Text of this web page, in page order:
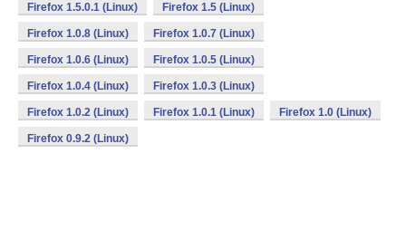
Firefox 1.5.0.1 (Linux) Firefox 1.5 (Linux)
Firefox 1.0.8 (Linux) Firefox 1.0.7 (Linux)
Firefox 1.0.6 (Linux) Firefox 1.0.5 (Linux)
Firefox 1.0.4 (Linux) Firefox 1.0.3 (Linux)
Firefox 1.0.2 (Linux) Firefox 1.0.1 (Linux) Firefox 1.0 (Linux)
Firefox 0.9.2 (Linux)